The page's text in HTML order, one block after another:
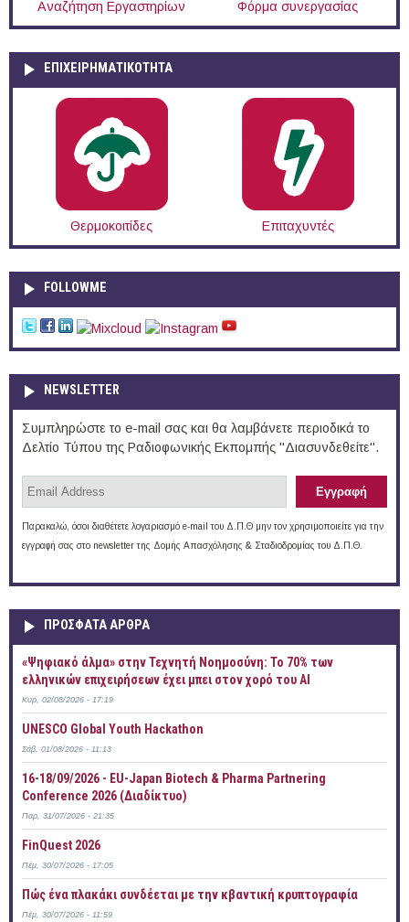
Αναζήτηση Εργαστηρίων Φόρμα συνεργασίας
ΕΠΙΧΕΙΡΗΜΑΤΙΚΟΤΗΤΑ
Θερμοκοιτίδες Επιταχυντές
FOLLOWME
NEWSLETTER
Συμπληρώστε το e-mail σας και θα λαμβάνετε περιοδικά το
Δελτίο Τύπου της Ραδιοφωνικής Εκπομπής "Διασυνδεθείτε".
Παρακαλώ, όσοι διαθέτετε λογαριασμό e-mail του Δ.Π.Θ μην τον χρησιμοποιείτε για την
εγγραφή σας στο newsletter της Δομής Απασχόλησης & Σταδιοδρομίας του Δ.Π.Θ.
ΠΡOΣΦΑΤΑ AΡΘΡΑ
«Ψηφιακό άλμα» στην Τεχνητή Νοημοσύνη: Το 70% των
ελληνικών επιχειρήσεων έχει μπει στον χορό του AI
Κυρ, 02/08/2026 - 17:19
UNESCO Global Youth Hackathon
Σάβ, 01/08/2026 - 11:13
16-18/09/2026 - EU-Japan Biotech & Pharma Partnering
Conference 2026 (Διαδίκτυο)
Παρ, 31/07/2026 - 21:35
FinQuest 2026
Πέμ, 30/07/2026 - 17:05
Πώς ένα πλακάκι συνδέεται με την κβαντική κρυπτογραφία
Πέμ, 30/07/2026 - 11:59